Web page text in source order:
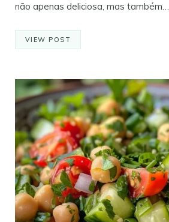
não apenas deliciosa, mas também…
VIEW POST